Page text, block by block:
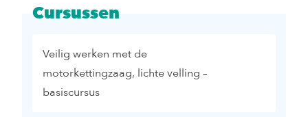
Cursussen
Veilig werken met de
motorkettingzaag, lichte velling –
basiscursus